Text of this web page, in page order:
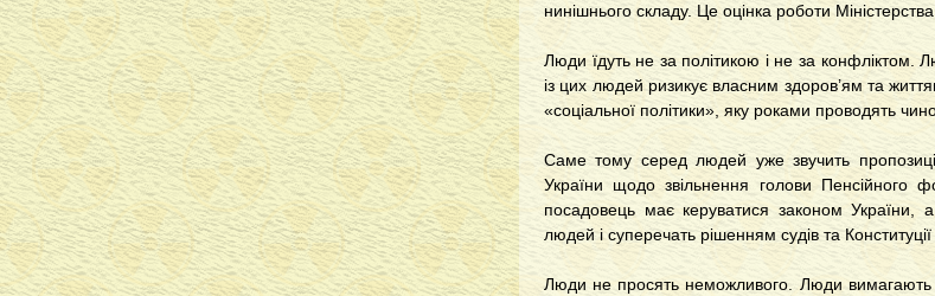
нинішнього складу. Це оцінка роботи
Люди їдуть не за політикою і не за конфліктом.
із цих людей ризикує власним здоров’ям та
«соціальної політики», яку роками проводять
Саме тому серед людей уже звучить
України щодо звільнення голови Пенсійного
посадовець має керуватися законом України,
людей і суперечать рішенням судів та Конституції
Люди не просять неможливого. Люди вимагають